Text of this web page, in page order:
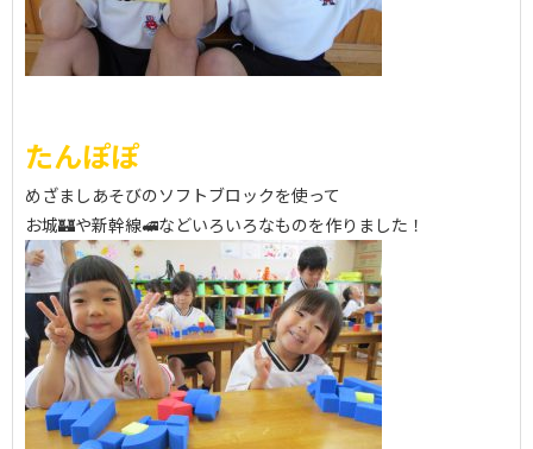
たんぽぽ
めざましあそびのソフトブロックを使って
お城🏰や新幹線🚅などいろいろなものを作りました！